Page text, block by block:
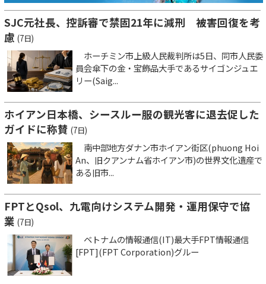
SJC元社長、控訴審で禁固21年に減刑 被害回復を考
慮 (7日)
ホーチミン市上級人民裁判所は5日、同市人民委
員会傘下の金・宝飾品大手であるサイゴンジュエ
リー(Saig...
ホイアン日本橋、シースルー服の観光客に退去促した
ガイドに称賛 (7日)
南中部地方ダナン市ホイアン街区(phuong Hoi
An、旧クアンナム省ホイアン市)の世界文化遺産で
ある旧市...
FPTとQsol、九電向けシステム開発・運用保守で協
業 (7日)
ベトナムの情報通信(IT)最大手FPT情報通信
[FPT](FPT Corporation)グルー